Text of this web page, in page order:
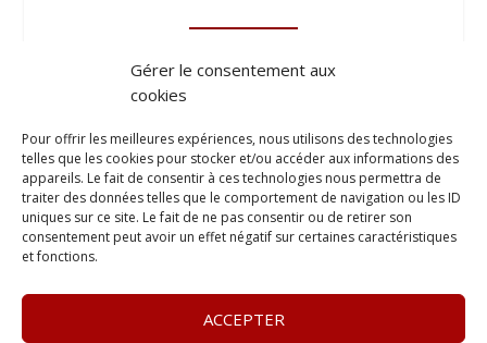
Gérer le consentement aux
cookies
Pour offrir les meilleures expériences, nous utilisons des technologies
telles que les cookies pour stocker et/ou accéder aux informations des
appareils. Le fait de consentir à ces technologies nous permettra de
traiter des données telles que le comportement de navigation ou les ID
uniques sur ce site. Le fait de ne pas consentir ou de retirer son
consentement peut avoir un effet négatif sur certaines caractéristiques
et fonctions.
ACCEPTER